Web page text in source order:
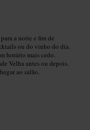
a noite e fim de
ou do vinho do dia.
horário mais cedo.
Velha antes ou depois.
ao salão.